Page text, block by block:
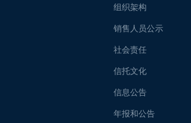
组织架构
销售人员公示
社会责任
信托文化
信息公告
年报和公告